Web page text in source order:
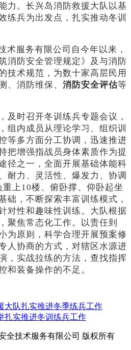
力。长兴岛消防救援大队以基
练兵为出发点，扎实推动冬训
术服务有限公司自今年以来，
消防安全管理规定》及与消防
技术规范，为数十家高层民用
、消防维保、 消防安全评估等
及时召开冬训练兵专题会议，
组内成员从理论学习、组织训
等多方面分工协调，迅速推进
把增强指战员身体素质作为提
径之一，全面开展基础体能科
耐力、灵活性、爆发力、协调
上10楼、俯卧撑、仰卧起坐
础，不断探索丰富训练模式，
对性和趣味性训练。大队根据
聚焦常态化工作。以责任到
为原则，科学合理开展预案修
人协商的方式，对辖区水源进
，实战拉练的方法，查找指挥
和装备操作的不足。
大队扎实推进冬季练兵工作
扎实推进冬训练兵工作
全技术服务有限公司 版权所有